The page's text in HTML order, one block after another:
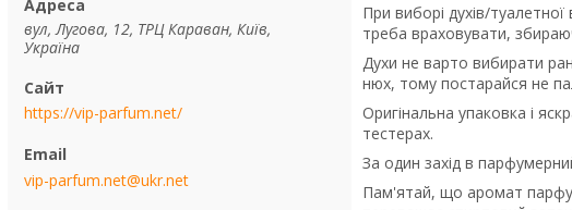
вул, Лугова, 12, ТРЦ Караван, Київ,
Україна
https://vip-parfum.net/
vip-parfum.net@ukr.net
При виборі духів/
треба враховувати,
Духи не варто вибирати
нюх, тому постарайся не
Оригінальна упаковка і
тестерах.
За один захід в
Пам'ятай, що аромат